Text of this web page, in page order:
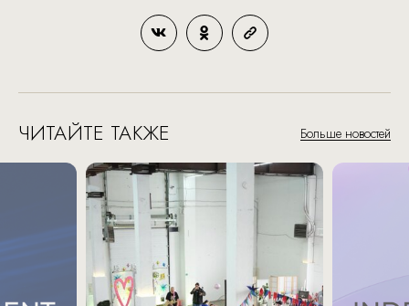
ЧИТАЙТЕ ТАКЖЕ Больше новостей